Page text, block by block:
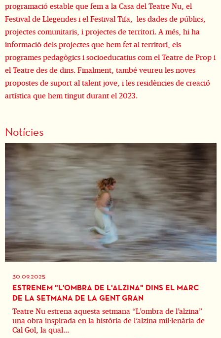
programació estable que fem a la Casa del Teatre Nu, el
Festival de Llegendes i el Festival Tifa, les dades de públics,
projectes comunitaris, i projectes de territori. A més, hi ha
informació dels projectes que hem fet al territori, els
programes pedagògics i socioeducatius com el Teatre de Prop i
el Teatre des de dins. Finalment, també veureu les noves
propostes de suport al talent jove, i les residències de creació
artística que hem tingut durant el 2023.
Notícies
30.09.2025
ESTRENEM "L'OMBRA DE L'ALZINA" DINS EL MARC
DE LA SETMANA DE LA GENT GRAN
Teatre Nu estrena aquesta setmana “L’ombra de l’alzina”
una obra inspirada en la història de l’alzina mil·lenària de
Cal Gol, la qual...